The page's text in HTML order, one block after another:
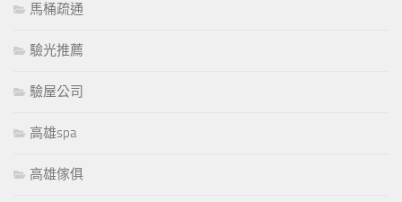
馬桶疏通
驗光推薦
驗屋公司
高雄spa
高雄傢俱